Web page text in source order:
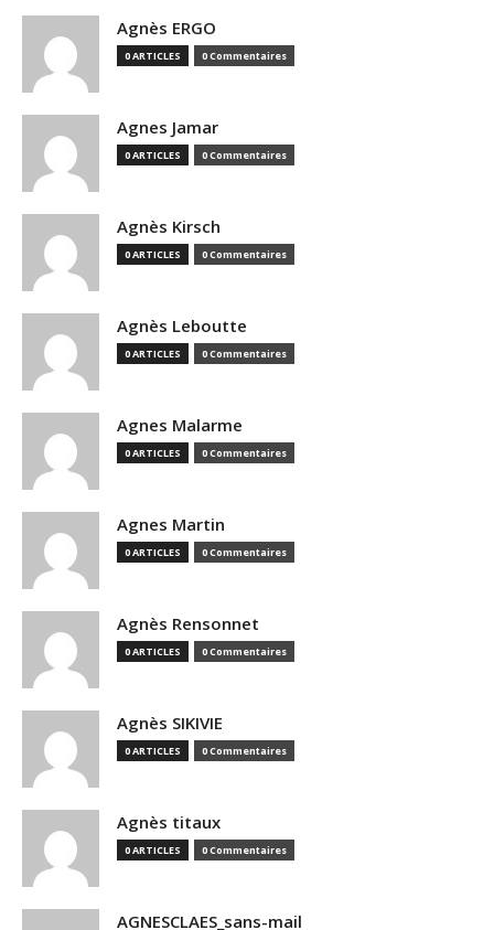
Agnès ERGO
0 ARTICLES 0 Commentaires
Agnes Jamar
0 ARTICLES 0 Commentaires
Agnès Kirsch
0 ARTICLES 0 Commentaires
Agnès Leboutte
0 ARTICLES 0 Commentaires
Agnes Malarme
0 ARTICLES 0 Commentaires
Agnes Martin
0 ARTICLES 0 Commentaires
Agnès Rensonnet
0 ARTICLES 0 Commentaires
Agnès SIKIVIE
0 ARTICLES 0 Commentaires
Agnès titaux
0 ARTICLES 0 Commentaires
AGNESCLAES_sans-mail